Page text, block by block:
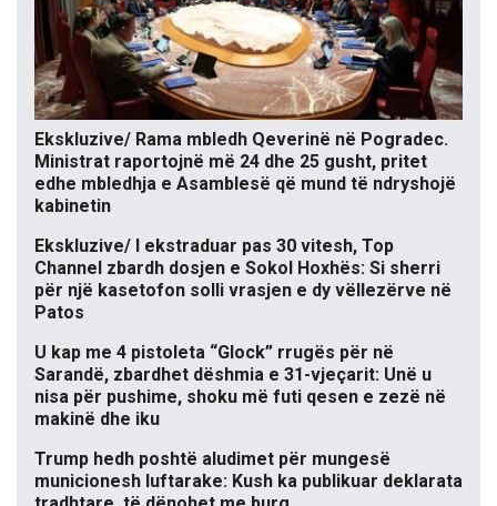
Ekskluzive/ Rama mbledh Qeverinë në Pogradec.
Ministrat raportojnë më 24 dhe 25 gusht, pritet
edhe mbledhja e Asamblesë që mund të ndryshojë
kabinetin
Ekskluzive/ I ekstraduar pas 30 vitesh, Top
Channel zbardh dosjen e Sokol Hoxhës: Si sherri
për një kasetofon solli vrasjen e dy vëllezërve në
Patos
U kap me 4 pistoleta “Glock” rrugës për në
Sarandë, zbardhet dëshmia e 31-vjeçarit: Unë u
nisa për pushime, shoku më futi qesen e zezë në
makinë dhe iku
Trump hedh poshtë aludimet për mungesë
municionesh luftarake: Kush ka publikuar deklarata